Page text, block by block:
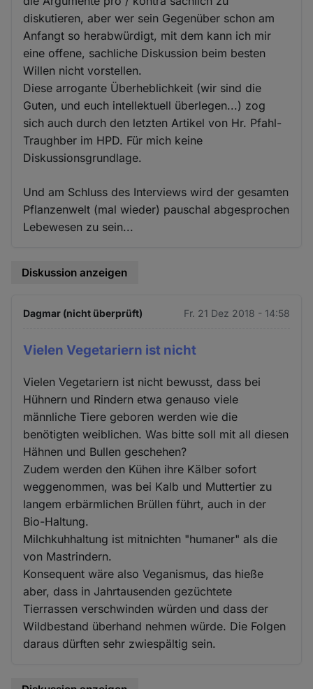
diskutieren, aber wer sein Gegenüber schon am
Anfangt so herabwürdigt, mit dem kann ich mir
eine offene, sachliche Diskussion beim besten
Willen nicht vorstellen.
Diese arrogante Überheblichkeit (wir sind die
Guten, und euch intellektuell überlegen...) zog
sich auch durch den letzten Artikel von Hr. Pfahl-
Traughber im HPD. Für mich keine
Diskussionsgrundlage.
Und am Schluss des Interviews wird der gesamten
Pflanzenwelt (mal wieder) pauschal abgesprochen
Lebewesen zu sein...
Diskussion anzeigen
Dagmar (nicht überprüft) Fr. 21 Dez 2018 - 14:58
Vielen Vegetariern ist nicht
Vielen Vegetariern ist nicht bewusst, dass bei
Hühnern und Rindern etwa genauso viele
männliche Tiere geboren werden wie die
benötigten weiblichen. Was bitte soll mit all diesen
Hähnen und Bullen geschehen?
Zudem werden den Kühen ihre Kälber sofort
weggenommen, was bei Kalb und Muttertier zu
langem erbärmlichen Brüllen führt, auch in der
Bio-Haltung.
Milchkuhhaltung ist mitnichten "humaner" als die
von Mastrindern.
Konsequent wäre also Veganismus, das hieße
aber, dass in Jahrtausenden gezüchtete
Tierrassen verschwinden würden und dass der
Wildbestand überhand nehmen würde. Die Folgen
daraus dürften sehr zwiespältig sein.